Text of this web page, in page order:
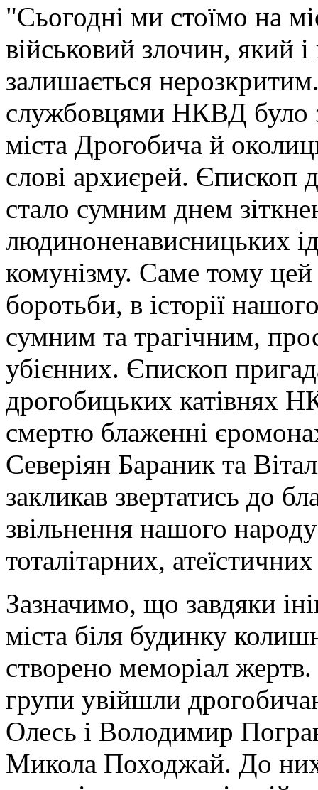
"Сьогодні ми стоїмо на
військовий злочин, який
залишається
службовцями НКВД було
міста Дрогобича й
слові архиєрей. Єпископ
стало сумним днем
людиноненависницьких
комунізму. Саме тому цей
боротьби, в історії
сумним та трагічним,
убієнних. Єпископ
дрогобицьких катівнях
смертю блаженні
Северіян Бараник та
закликав звертатись до
звільнення нашого
тоталітарних,
Зазначимо, що завдяки
міста біля будинку
створено меморіал
групи увійшли
Олесь і Володимир
Микола Походжай. До